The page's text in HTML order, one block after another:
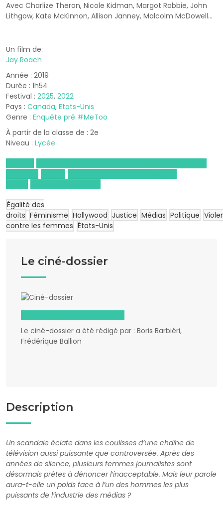
Avec Charlize Theron, Nicole Kidman, Margot Robbie, John
Lithgow, Kate McKinnon, Allison Janney, Malcolm McDowell…
Un film de:
Jay Roach
Année : 2019
Durée : 1h54
Festival : 2025, 2022
Pays : Canada, Etats-Unis
Genre : Enquête pré #MeToo
À partir de la classe de : 2e
Niveau : Lycée
Égalité des
droits Féminisme Hollywood Justice Médias Politique
contre les femmes États-Unis
Le ciné-dossier
Le ciné-dossier a été rédigé par : Boris Barbiéri,
Frédérique Ballion
Description
Un scandale éclate dans les coulisses d’une chaîne de
télévision aussi puissante que controversée. Après des
années de silence, plusieurs femmes journalistes sont
désormais prêtes à dénoncer l’inacceptable. Mais leur parole
aura-t-elle un poids face à l’un des hommes les plus
puissants de l’industrie des médias ?